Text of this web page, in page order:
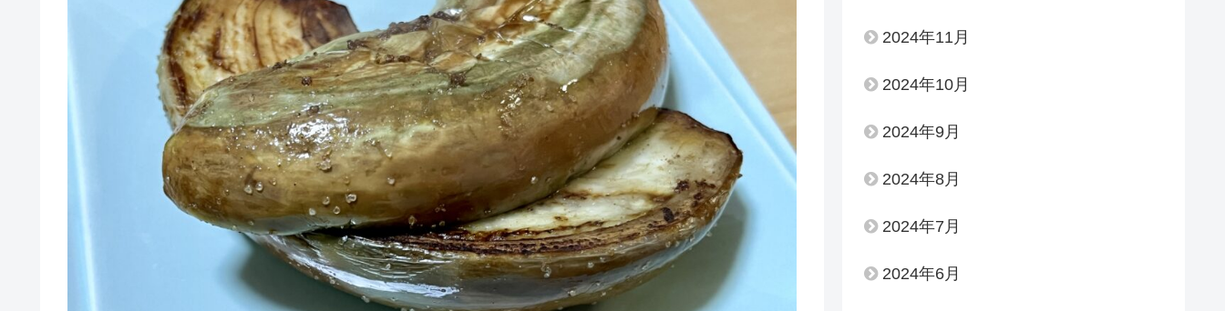
2024年11月
2024年10月
2024年9月
2024年8月
2024年7月
2024年6月